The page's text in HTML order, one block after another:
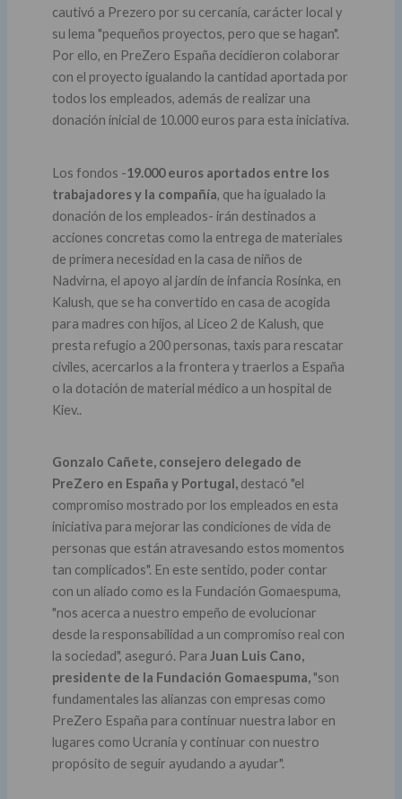
cautivó a Prezero por su cercanía, carácter local y
su lema "pequeños proyectos, pero que se hagan".
Por ello, en PreZero España decidieron colaborar
con el proyecto igualando la cantidad aportada por
todos los empleados, además de realizar una
donación inicial de 10.000 euros para esta iniciativa.
Los fondos -19.000 euros aportados entre los
trabajadores y la compañía, que ha igualado la
donación de los empleados- irán destinados a
acciones concretas como la entrega de materiales
de primera necesidad en la casa de niños de
Nadvirna, el apoyo al jardín de infancia Rosinka, en
Kalush, que se ha convertido en casa de acogida
para madres con hijos, al Liceo 2 de Kalush, que
presta refugio a 200 personas, taxis para rescatar
civiles, acercarlos a la frontera y traerlos a España
o la dotación de material médico a un hospital de
Kiev..
Gonzalo Cañete, consejero delegado de
PreZero en España y Portugal,destacó "el
compromiso mostrado por los empleados en esta
iniciativa para mejorar las condiciones de vida de
personas que están atravesando estos momentos
tan complicados". En este sentido, poder contar
con un aliado como es la Fundación Gomaespuma,
"nos acerca a nuestro empeño de evolucionar
desde la responsabilidad a un compromiso real con
la sociedad", aseguró. Para Juan Luis Cano,
presidente de la Fundación Gomaespuma,"son
fundamentales las alianzas con empresas como
PreZero España para continuar nuestra labor en
lugares como Ucrania y continuar con nuestro
propósito de seguir ayudando a ayudar".